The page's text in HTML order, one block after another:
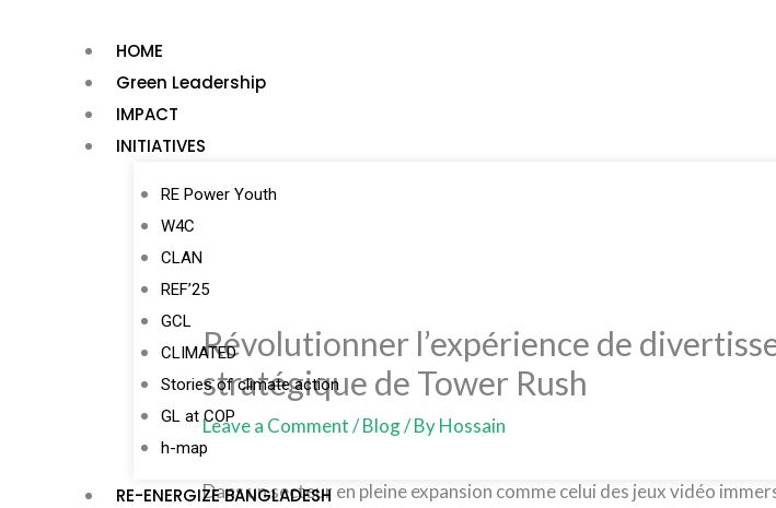
HOME
Green Leadership
IMPACT
INITIATIVES
RE Power Youth
W4C
CLAN
REF’25
GCL
CLIMATED
Stories of climate action
GL at COP
h-map
RE-ENERGIZE BANGLADESH
Révolutionner l’expérience de
stratégique de Tower Rush
Leave a Comment /Blog/ ByHossain
Dans un secteur en pleine expansion comme celui des jeux vidéo